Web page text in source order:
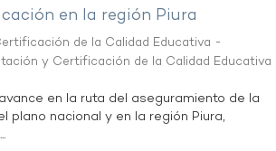
en la región Piura
de la Calidad Educativa -
y Certificación de la Calidad Educativa
en la ruta del aseguramiento de la
nacional y en la región Piura,